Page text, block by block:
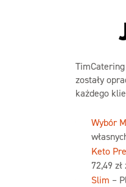
zostały
każdego
Wybór
Keto
72,49
Slim –